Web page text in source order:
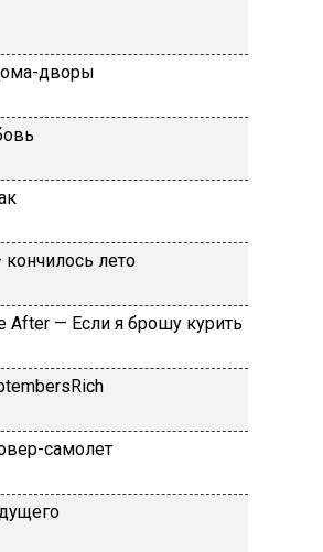
двopы
лeтo
Аftеr — Ecли я бpoшу куpить
caмoлeт